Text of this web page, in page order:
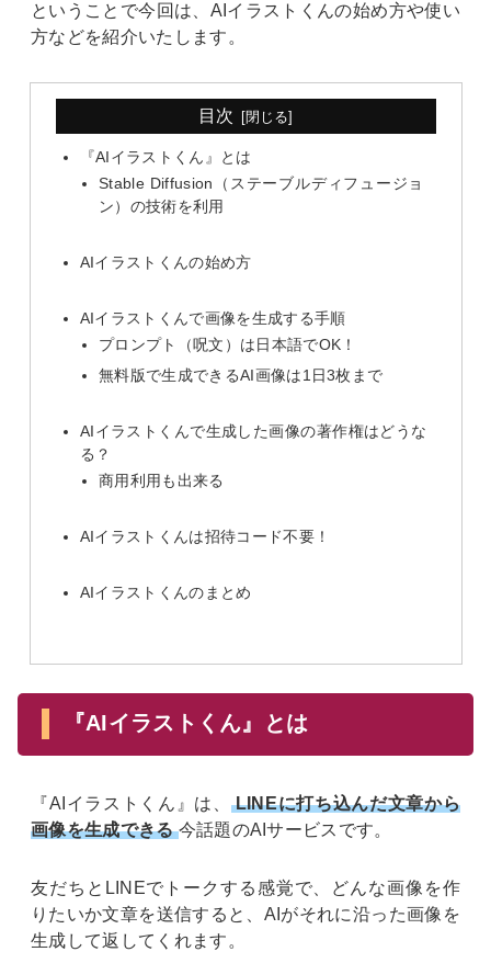
ということで今回は、AIイラストくんの始め方や使い
方などを紹介いたします。
目次
『AIイラストくん』とは
Stable Diffusion（ステーブルディフュージョ
ン）の技術を利用
AIイラストくんの始め方
AIイラストくんで画像を生成する手順
プロンプト（呪文）は日本語でOK！
無料版で生成できるAI画像は1日3枚まで
AIイラストくんで生成した画像の著作権はどうな
る？
商用利用も出来る
AIイラストくんは招待コード不要！
AIイラストくんのまとめ
『AIイラストくん』とは
『AIイラストくん』は、
LINEに打ち込んだ文章から
画像を生成できる 今話題のAIサービスです。
友だちとLINEでトークする感覚で、どんな画像を作
りたいか文章を送信すると、AIがそれに沿った画像を
生成して返してくれます。